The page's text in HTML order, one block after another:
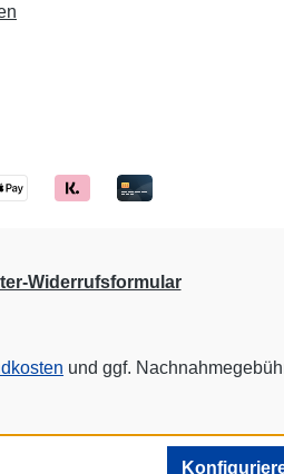
Widerrufsformular
und ggf.